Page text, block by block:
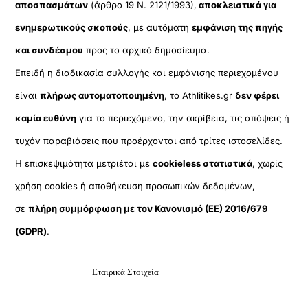
αποσπασμάτων (άρθρο 19 Ν. 2121/1993), αποκλειστικά για
ενημερωτικούς σκοπούς, με αυτόματηεμφάνιση της πηγής
και συνδέσμου προς το αρχικό δημοσίευμα.
Επειδή η διαδικασία συλλογής και εμφάνισης περιεχομένου
είναιπλήρως αυτοματοποιημένη, το Athlitikes.gr δεν φέρει
καμία ευθύνη για το περιεχόμενο, την ακρίβεια, τις απόψεις ή
τυχόν παραβιάσεις που προέρχονται από τρίτες ιστοσελίδες.
Η επισκεψιμότητα μετριέται μεcookieless στατιστικά, χωρίς
χρήση cookies ή αποθήκευση προσωπικών δεδομένων,
σεπλήρη συμμόρφωση με τον Κανονισμό (ΕΕ) 2016/679
(GDPR).
Εταιρικά Στοιχεία